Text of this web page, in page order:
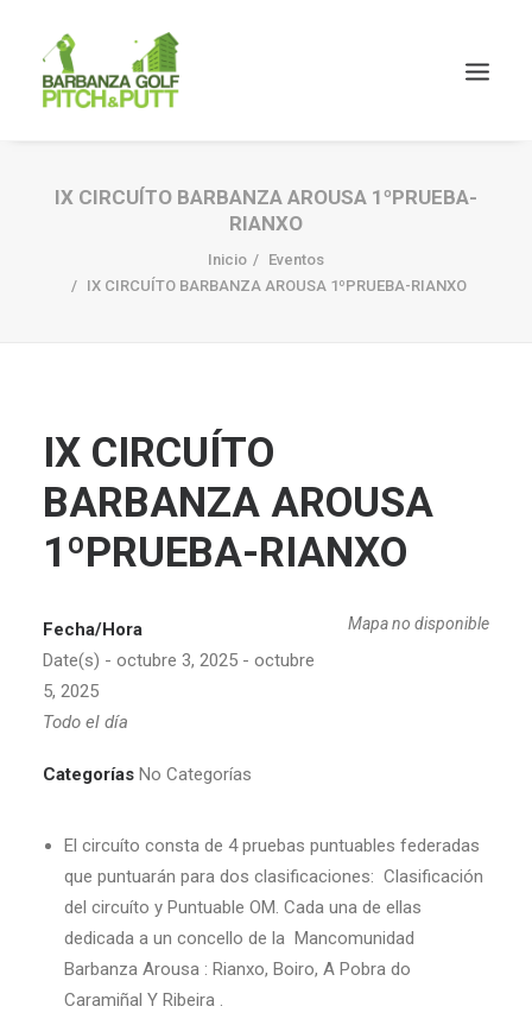
IX CIRCUÍTO BARBANZA AROUSA 1ºPRUEBA-
RIANXO
Inicio
Eventos
IX CIRCUÍTO BARBANZA AROUSA 1ºPRUEBA-RIANXO
IX CIRCUÍTO
BARBANZA AROUSA
1ºPRUEBA-RIANXO
Mapa no disponible
Fecha/Hora
Date(s) - octubre 3, 2025 - octubre
5, 2025
Todo el día
Categorías No Categorías
El circuíto consta de 4 pruebas puntuables federadas
que puntuarán para dos clasificaciones: Clasificación
del circuíto y Puntuable OM. Cada una de ellas
dedicada a un concello de la Mancomunidad
Barbanza Arousa : Rianxo, Boiro, A Pobra do
Caramiñal Y Ribeira .